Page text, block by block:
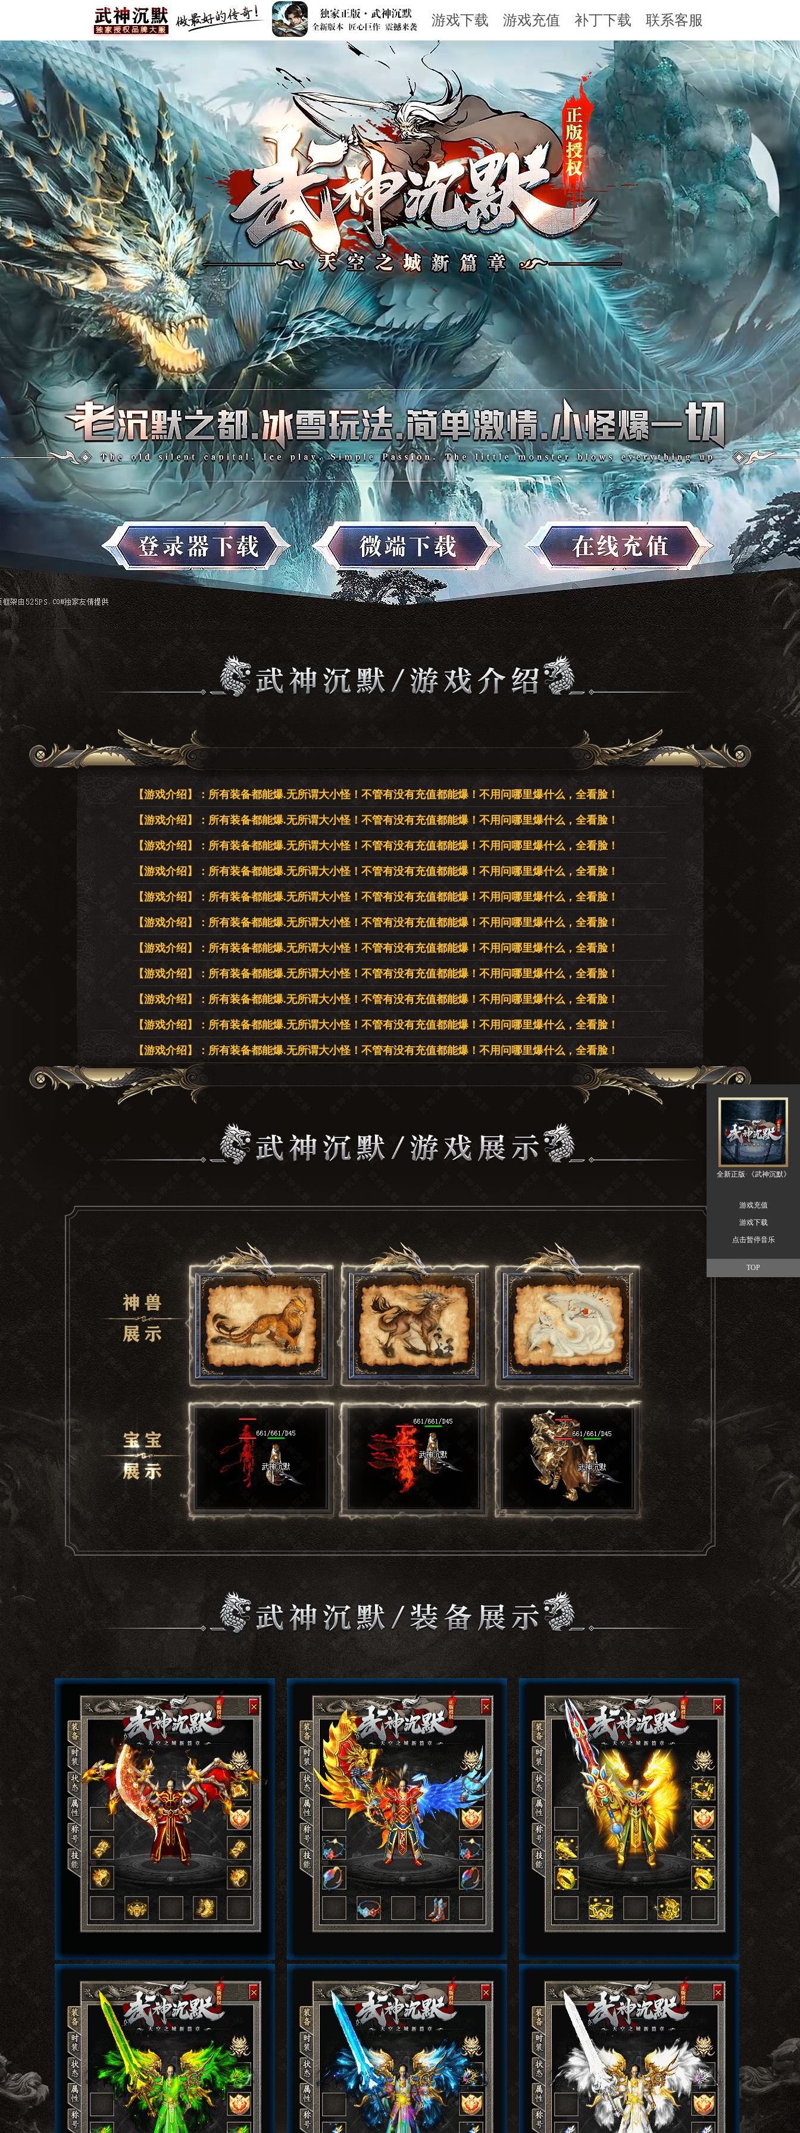
游戏下载 游戏充值 补丁下载 联系客服
【游戏介绍】：所有装备都能爆.无所谓大小怪！不管有没有充值都能爆！不用问哪里爆什么，全看脸！
【游戏介绍】：所有装备都能爆.无所谓大小怪！不管有没有充值都能爆！不用问哪里爆什么，全看脸！
【游戏介绍】：所有装备都能爆.无所谓大小怪！不管有没有充值都能爆！不用问哪里爆什么，全看脸！
【游戏介绍】：所有装备都能爆.无所谓大小怪！不管有没有充值都能爆！不用问哪里爆什么，全看脸！
【游戏介绍】：所有装备都能爆.无所谓大小怪！不管有没有充值都能爆！不用问哪里爆什么，全看脸！
【游戏介绍】：所有装备都能爆.无所谓大小怪！不管有没有充值都能爆！不用问哪里爆什么，全看脸！
【游戏介绍】：所有装备都能爆.无所谓大小怪！不管有没有充值都能爆！不用问哪里爆什么，全看脸！
【游戏介绍】：所有装备都能爆.无所谓大小怪！不管有没有充值都能爆！不用问哪里爆什么，全看脸！
【游戏介绍】：所有装备都能爆.无所谓大小怪！不管有没有充值都能爆！不用问哪里爆什么，全看脸！
【游戏介绍】：所有装备都能爆.无所谓大小怪！不管有没有充值都能爆！不用问哪里爆什么，全看脸！
【游戏介绍】：所有装备都能爆.无所谓大小怪！不管有没有充值都能爆！不用问哪里爆什么，全看脸！
全新正版·《武神沉默》
游戏充值
游戏下载
点击暂停音乐
TOP